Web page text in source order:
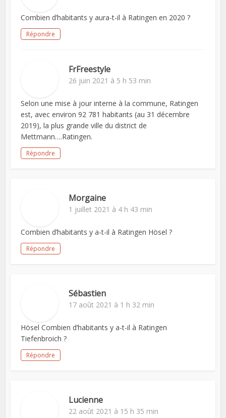
Combien d’habitants y aura-t-il à Ratingen en 2020 ?
Répondre
FrFreestyle
26 juin 2021 à 5 h 53 min
Selon une mise à jour interne à la commune, Ratingen
est, avec environ 92 781 habitants (au 31 décembre
2019), la plus grande ville du district de
Mettmann….Ratingen.
Répondre
Morgaine
1 juillet 2021 à 4 h 43 min
Combien d’habitants y a-t-il à Ratingen Hösel ?
Répondre
Sébastien
17 août 2021 à 1 h 32 min
Hösel Combien d’habitants y a-t-il à Ratingen
Tiefenbroich ?
Répondre
Lucienne
22 août 2021 à 15 h 35 min